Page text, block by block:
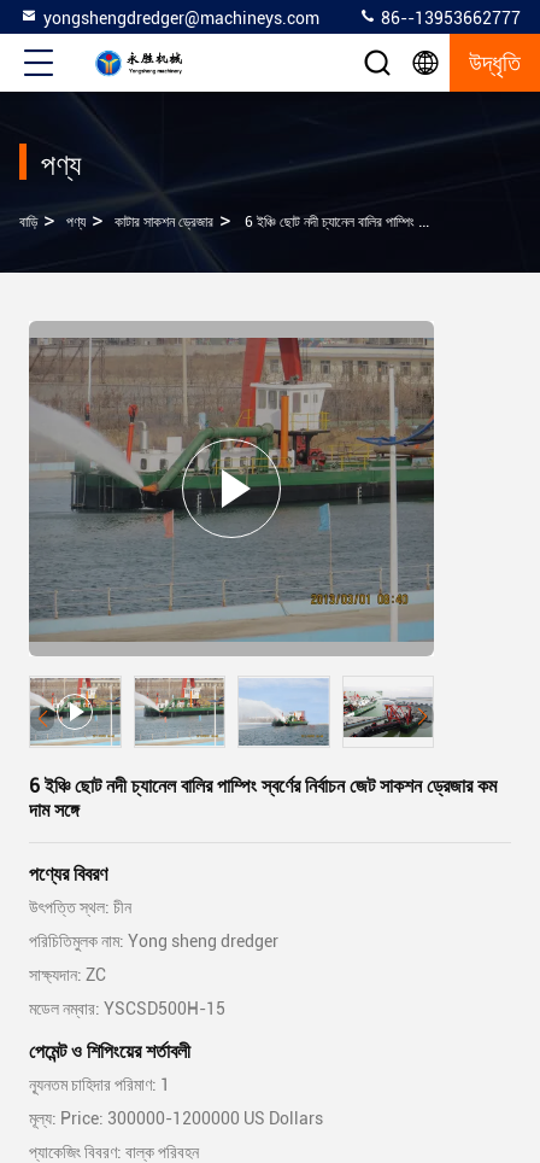
yongshengdredger@machineys.com 86--13953662777
উদ্ধৃতি
পণ্য
বাড়ি > পণ্য > কাটার সাকশন ড্রেজার > 6 ইঞ্চি ছোট নদী চ্যানেল বালির পাম্পিং স্বর্ণের নির্বাচন জেট সাকশন ড্রেজার কম দাম সঙ্গে
6 ইঞ্চি ছোট নদী চ্যানেল বালির পাম্পিং স্বর্ণের নির্বাচন জেট সাকশন ড্রেজার কম
দাম সঙ্গে
পণ্যের বিবরণ
উৎপত্তি স্থল: চীন
পরিচিতিমুলক নাম: Yong sheng dredger
সাক্ষ্যদান: ZC
মডেল নম্বার: YSCSD500H-15
পেমেন্ট ও শিপিংয়ের শর্তাবলী
ন্যূনতম চাহিদার পরিমাণ: 1
মূল্য: Price: 300000-1200000 US Dollars
প্যাকেজিং বিবরণ: বাল্ক পরিবহন